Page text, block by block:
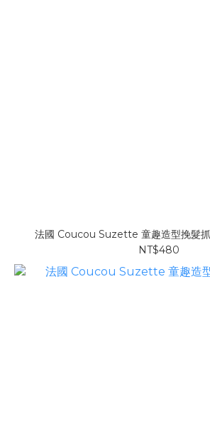
法國 Coucou Suzette 童趣造型挽髮
NT$480